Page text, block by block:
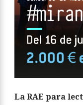
La RAE para